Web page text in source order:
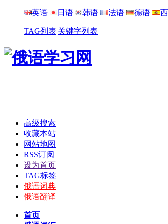
英语 日语 韩语 法语 德语
TAG列表|关键字列表
高级搜索
收藏本站
网站地图
RSS订阅
设为首页
TAG标签
俄语词典
俄语翻译
首页